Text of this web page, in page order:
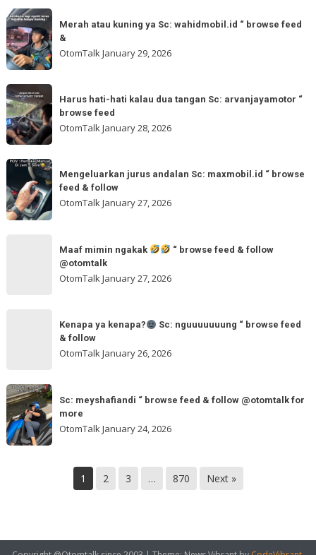
&
follow
otw
🌬
🌬
Sc:
“
browse
feed
Merah
atau
kuning
ya
Sc:
wahidmobil.id
“
browse
Merah atau kuning ya Sc: wahidmobil.id “ browse feed
&
OtomTalk January 29, 2026
Harus
hati-
hati
kalau
dua
tangan
Sc:
arvanjayamotor
Harus hati-hati kalau dua tangan Sc: arvanjayamotor “
browse feed
OtomTalkJanuary 28, 2026
Mengeluarkan
jurus
andalan
Sc:
Mengeluarkan jurus andalan Sc: maxmobil.id “ browse
feed & follow
OtomTalkJanuary 27, 2026
follow
@otomtalk
Maaf mimin ngakak
“ browse feed & follow
@otomtalk
OtomTalkJanuary 27, 2026
Sc:
nguuuuuuung
“
browse
Kenapa ya kenapa?
Sc: nguuuuuuung “ browse feed
& follow
OtomTalkJanuary 26, 2026
Sc:
meyshafiandi
“
browse
more
Sc: meyshafiandi “ browse feed & follow @otomtalk for
more
OtomTalkJanuary 24, 2026
1 2 3 … 870 Next »